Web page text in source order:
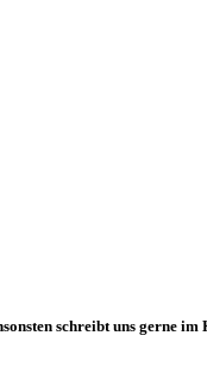
schreibt uns gerne